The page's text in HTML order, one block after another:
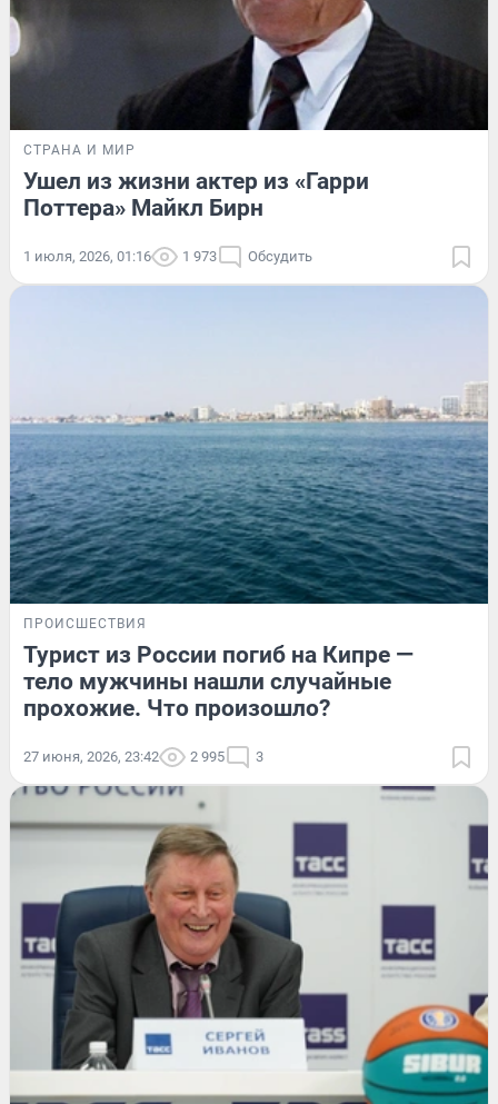
СТРАНА И МИР
Ушел из жизни актер из «Гарри
Поттера» Майкл Бирн
1 июля, 2026, 01:16 1 973 Обсудить
ПРОИСШЕСТВИЯ
Турист из России погиб на Кипре —
тело мужчины нашли случайные
прохожие. Что произошло?
27 июня, 2026, 23:42 2 995 3